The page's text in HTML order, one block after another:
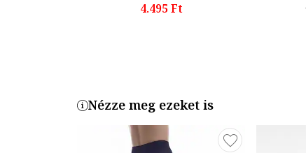
4.495 Ft
Nézze meg ezeket is